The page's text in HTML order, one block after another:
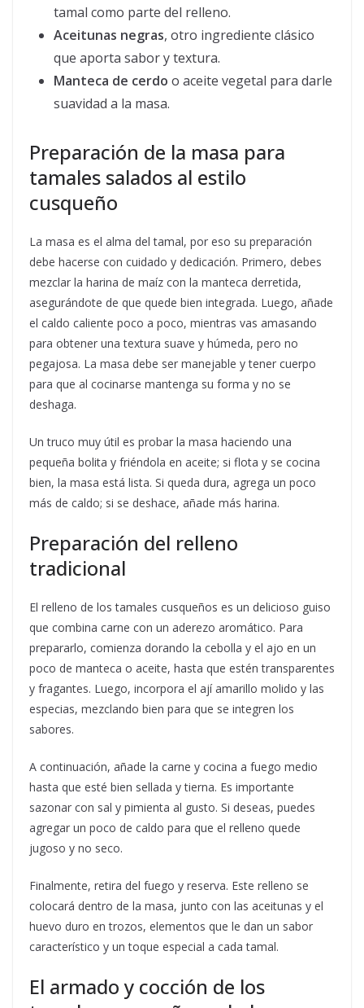
tamal como parte del relleno.
Aceitunas negras, otro ingrediente clásico
que aporta sabor y textura.
Manteca de cerdo o aceite vegetal para darle
suavidad a la masa.
Preparación de la masa para
tamales salados al estilo
cusqueño
La masa es el alma del tamal, por eso su preparación
debe hacerse con cuidado y dedicación. Primero, debes
mezclar la harina de maíz con la manteca derretida,
asegurándote de que quede bien integrada. Luego, añade
el caldo caliente poco a poco, mientras vas amasando
para obtener una textura suave y húmeda, pero no
pegajosa. La masa debe ser manejable y tener cuerpo
para que al cocinarse mantenga su forma y no se
deshaga.
Un truco muy útil es probar la masa haciendo una
pequeña bolita y friéndola en aceite; si flota y se cocina
bien, la masa está lista. Si queda dura, agrega un poco
más de caldo; si se deshace, añade más harina.
Preparación del relleno
tradicional
El relleno de los tamales cusqueños es un delicioso guiso
que combina carne con un aderezo aromático. Para
prepararlo, comienza dorando la cebolla y el ajo en un
poco de manteca o aceite, hasta que estén transparentes
y fragantes. Luego, incorpora el ají amarillo molido y las
especias, mezclando bien para que se integren los
sabores.
A continuación, añade la carne y cocina a fuego medio
hasta que esté bien sellada y tierna. Es importante
sazonar con sal y pimienta al gusto. Si deseas, puedes
agregar un poco de caldo para que el relleno quede
jugoso y no seco.
Finalmente, retira del fuego y reserva. Este relleno se
colocará dentro de la masa, junto con las aceitunas y el
huevo duro en trozos, elementos que le dan un sabor
característico y un toque especial a cada tamal.
El armado y cocción de los